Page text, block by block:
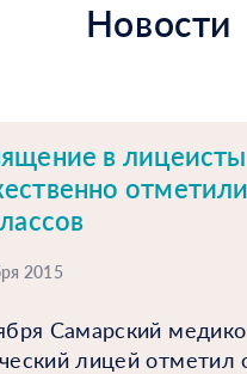
Новости
в
2015
Самарский
лицей отметил